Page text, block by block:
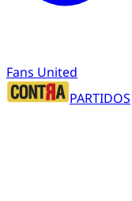
Fans United
PARTIDOS